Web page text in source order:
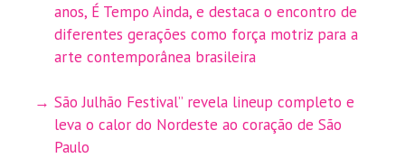
anos, É Tempo Ainda, e destaca o encontro de
diferentes gerações como força motriz para a
arte contemporânea brasileira
São Julhão Festival” revela lineup completo e
leva o calor do Nordeste ao coração de São
Paulo